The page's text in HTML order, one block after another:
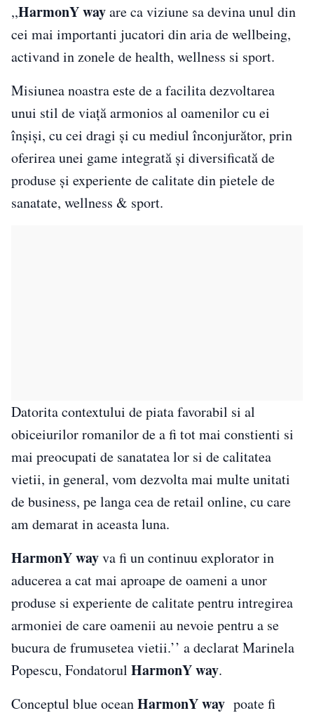
,,HarmonY wayare ca viziune sa devina unul din
cei mai importanti jucatori din aria de wellbeing,
activand in zonele de health, wellness si sport.
Misiunea noastra este de a facilita dezvoltarea
unui stil de viață armonios al oamenilor cu ei
înșiși, cu cei dragi și cu mediul înconjurător, prin
oferirea unei game integrată și diversificată de
produse și experiente de calitate din pietele de
sanatate, wellness & sport.
Datorita contextului de piata favorabil si al
obiceiurilor romanilor de a fi tot mai constienti si
mai preocupati de sanatatea lor si de calitatea
vietii, in general, vom dezvolta mai multe unitati
de business, pe langa cea de retail online, cu care
am demarat in aceasta luna.
HarmonY wayva fi un continuu explorator in
aducerea a cat mai aproape de oameni a unor
produse si experiente de calitate pentru intregirea
armoniei de care oamenii au nevoie pentru a se
bucura de frumusetea vietii.’’ a declarat Marinela
Popescu, Fondatorul HarmonY way.
Conceptul blue oceanHarmonY way poate fi